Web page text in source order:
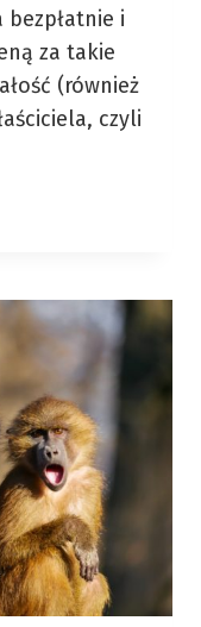
bezpłatnie i
za takie
(również
czyli